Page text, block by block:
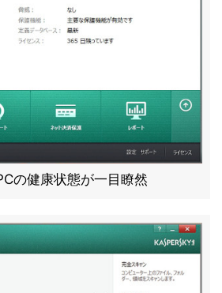
の健康状態が一目瞭然